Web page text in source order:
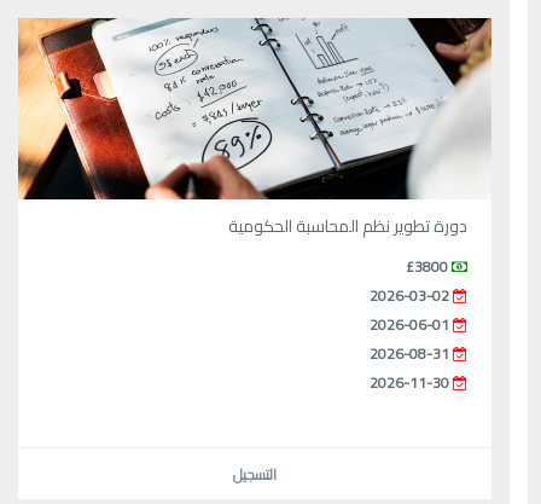
دورة تطوير نظم المحاسبة الحكومية
£3800
2026-03-02
2026-06-01
2026-08-31
2026-11-30
التسجيل